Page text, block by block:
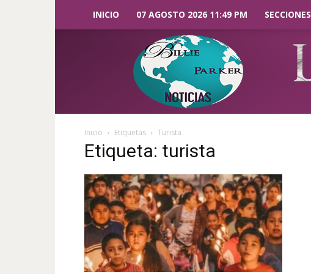
INICIO 07 AGOSTO 2026 11:49 PM SECCIONES
Parker
Noticias
Inicio Etiquetas Turista
Etiqueta: turista